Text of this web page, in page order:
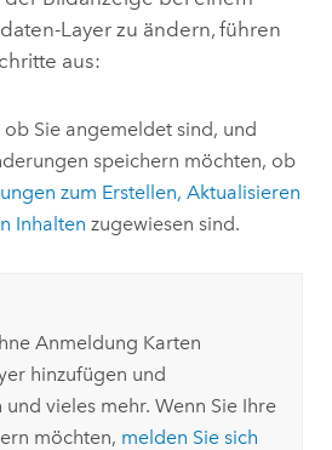
Layer zu ändern, führen
aus:
Sie angemeldet sind, und
speichern möchten, ob
zum Erstellen, Aktualisieren
Inhalten zugewiesen sind.
Anmeldung Karten
hinzufügen und
vieles mehr. Wenn Sie Ihre
möchten, melden Sie sich